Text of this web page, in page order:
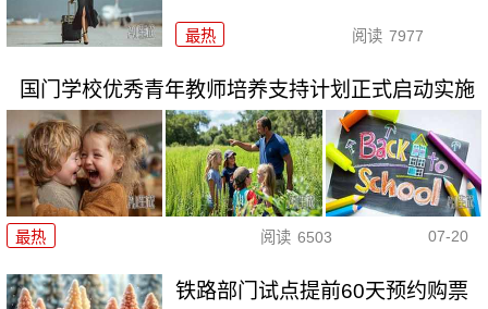
最热 阅读 7977
国门学校优秀青年教师培养支持计划正式启动实施
最热 阅读 6503 07-20
铁路部门试点提前60天预约购票